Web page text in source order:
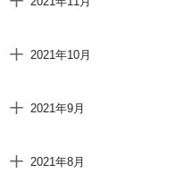
2021年10月
2021年9月
2021年8月